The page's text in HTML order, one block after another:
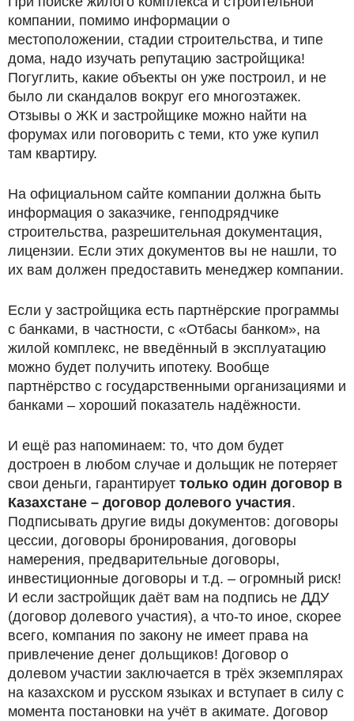
компании, помимо информации о
местоположении, стадии строительства, и типе
дома, надо изучать репутацию застройщика!
Погуглить, какие объекты он уже построил, и не
было ли скандалов вокруг его многоэтажек.
Отзывы о ЖК и застройщике можно найти на
форумах или поговорить с теми, кто уже купил
там квартиру.
На официальном сайте компании должна быть
информация о заказчике, генподрядчике
строительства, разрешительная документация,
лицензии. Если этих документов вы не нашли, то
их вам должен предоставить менеджер компании.
Если у застройщика есть партнёрские программы
с банками, в частности, с «Отбасы банком», на
жилой комплекс, не введённый в эксплуатацию
можно будет получить ипотеку. Вообще
партнёрство с государственными организациями и
банками – хороший показатель надёжности.
И ещё раз напоминаем: то, что дом будет
достроен в любом случае и дольщик не потеряет
свои деньги, гарантирует только один договор в
Казахстане – договор долевого участия.
Подписывать другие виды документов: договоры
цессии, договоры бронирования, договоры
намерения, предварительные договоры,
инвестиционные договоры и т.д. – огромный риск!
И если застройщик даёт вам на подпись не ДДУ
(договор долевого участия), а что-то иное, скорее
всего, компания по закону не имеет права на
привлечение денег дольщиков! Договор о
долевом участии заключается в трёх экземплярах
на казахском и русском языках и вступает в силу с
момента постановки на учёт в акимате. Договор